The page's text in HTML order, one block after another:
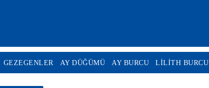
GEZEGENLER AY DÜĞÜMÜ AY BURCU LİLİTH BURCU